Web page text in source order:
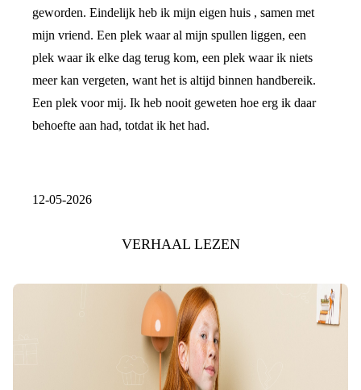
geworden. Eindelijk heb ik mijn eigen huis , samen met
mijn vriend. Een plek waar al mijn spullen liggen, een
plek waar ik elke dag terug kom, een plek waar ik niets
meer kan vergeten, want het is altijd binnen handbereik.
Een plek voor mij. Ik heb nooit geweten hoe erg ik daar
behoefte aan had, totdat ik het had.
12-05-2026
VERHAAL LEZEN